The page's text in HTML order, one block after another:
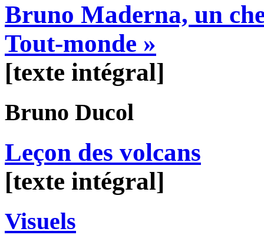
Bruno Maderna, un
Tout-monde »
[texte intégral]
Bruno Ducol
Leçon des volcans
[texte intégral]
Visuels